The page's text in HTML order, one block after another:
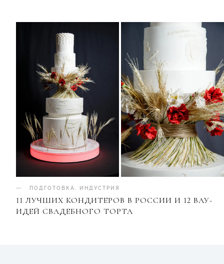
ПОДГОТОВКА ИНДУСТРИЯ
11 ЛУЧШИХ КОНДИТЕРОВ В РОССИИ И 12 ВАУ-
ИДЕЙ СВАДЕБНОГО ТОРТА